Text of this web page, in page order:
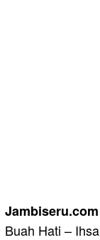
Jambiseru.com
Buah Hati –